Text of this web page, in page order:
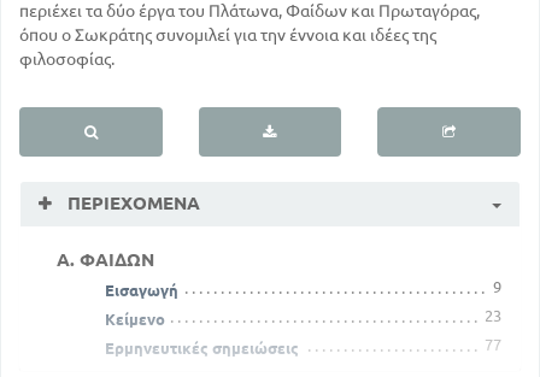
περιέχει τα δύο έργα του Πλάτωνα, Φαίδων και Πρωταγόρας,
όπου ο Σωκράτης συνομιλεί για την έννοια και ιδέες της
φιλοσοφίας.
ΠΕΡΙΕΧΌΜΕΝΑ
Α. ΦΑΙΔΩΝ
Εισαγωγή
9
Κείμενο
23
Ερμηνευτικές σημειώσεις
77